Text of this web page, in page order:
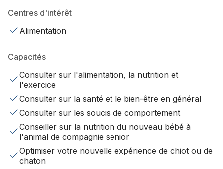
Centres d'intérêt
Alimentation
Capacités
Consulter sur l'alimentation, la nutrition et
l'exercice
Consulter sur la santé et le bien-être en général
Consulter sur les soucis de comportement
Conseiller sur la nutrition du nouveau bébé à
l'animal de compagnie senior
Optimiser votre nouvelle expérience de chiot ou de
chaton